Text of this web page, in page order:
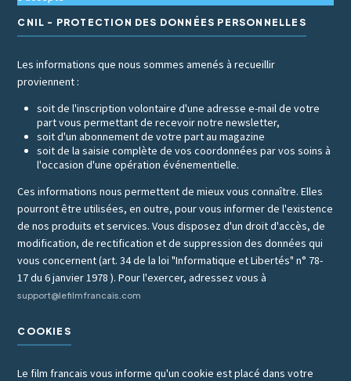
CNIL - PROTECTION DES DONNÉES PERSONNELLES
Les informations que nous sommes amenés à recueillir
proviennent :
soit de l'inscription volontaire d'une adresse e-mail de votre
part vous permettant de recevoir notre newsletter,
soit d'un abonnement de votre part au magazine
soit de la saisie complète de vos coordonnées par vos soins à
l'occasion d'une opération événementielle.
Ces informations nous permettent de mieux vous connaître. Elles
pourront être utilisées, en outre, pour vous informer de l'existence
de nos produits et services. Vous disposez d'un droit d'accès, de
modification, de rectification et de suppression des données qui
vous concernent (art. 34 de la loi "Informatique et Libertés" n° 78-
17 du 6 janvier 1978 ). Pour l'exercer, adressez vous à
support@lefilmfrancais.com
COOKIES
Le film francais vous informe qu'un cookie est placé dans votre